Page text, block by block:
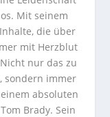
Mit seinem
die über
mit Herzblut
nur das zu
sondern immer
absoluten
Brady. Sein